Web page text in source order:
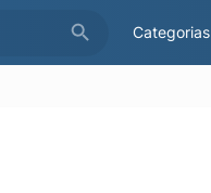
Categorias